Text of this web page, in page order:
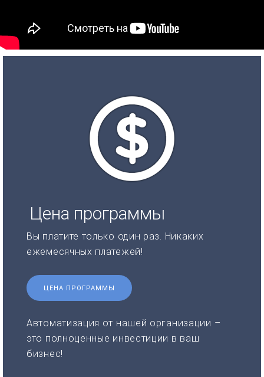
Цена программы
Вы платите только один раз. Никаких
ежемесячных платежей!
ЦЕНА ПРОГРАММЫ
Автоматизация от нашей организации –
это полноценные инвестиции в ваш
бизнес!